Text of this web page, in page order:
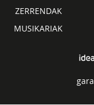
ZERRENDAK
MUSIKARIAK